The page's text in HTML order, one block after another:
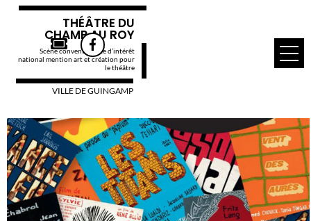
THÉÂTRE DU
CHAMP AU ROY
Scène conventionnée d’intérêt
national mention art et création pour
le théâtre
VILLE DE GUINGAMP